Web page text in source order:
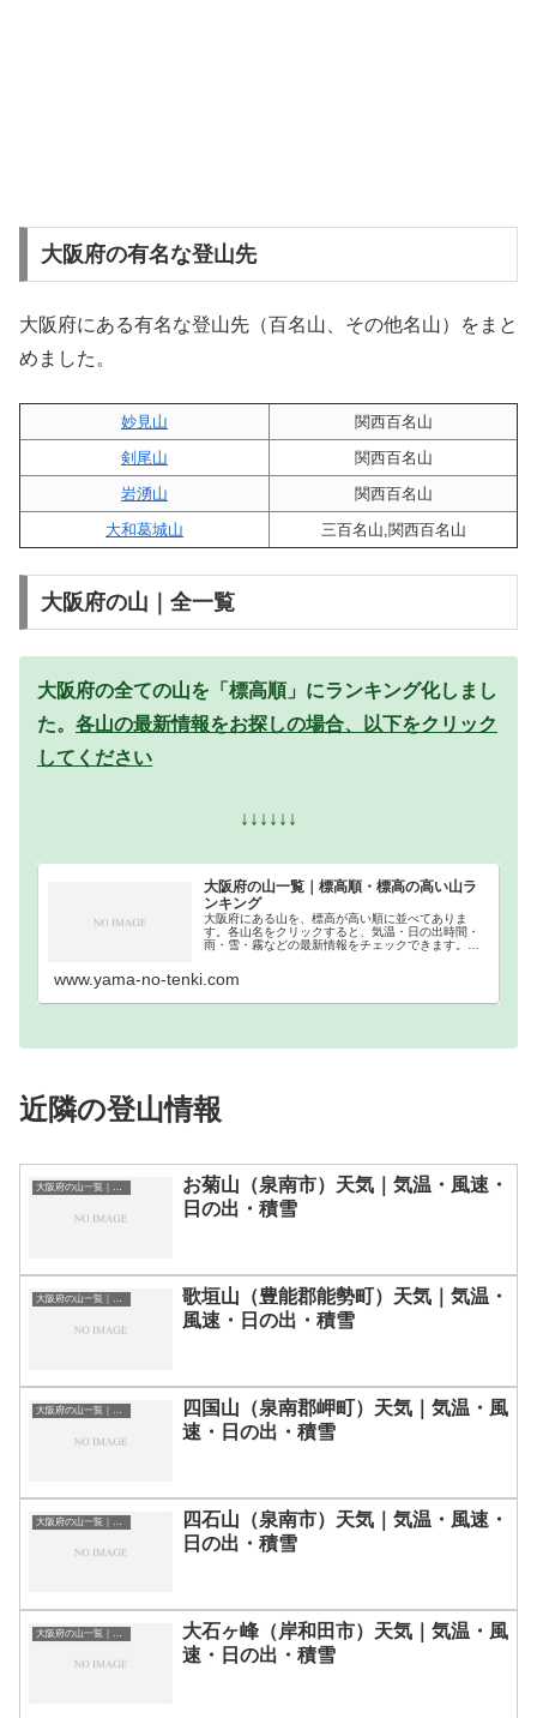
大阪府の有名な登山先
大阪府にある有名な登山先（百名山、その他名山）をまと
めました。
妙見山
関西百名山
剣尾山
関西百名山
岩湧山
関西百名山
大和葛城山
三百名山,関西百名山
大阪府の山｜全一覧
大阪府の全ての山を「標高順」にランキング化しまし
た。 各山の最新情報をお探しの場合、以下をクリック
してください
↓↓↓↓↓↓
大阪府の山一覧｜標高順・標高の高い山ラ
ンキング
大阪府にある山を、標高が高い順に並べてありま
す。各山名をクリックすると、気温・日の出時間・
雨・雪・霧などの最新情報をチェックできます。大
www.yama-no-tenki.com
近隣の登山情報
大阪府の山一覧｜標高順・標高の高い山ランキング
お菊山（泉南市）天気｜気温・風速・
日の出・積雪
大阪府の山一覧｜標高順・標高の高い山ランキング
歌垣山（豊能郡能勢町）天気｜気温・
風速・日の出・積雪
大阪府の山一覧｜標高順・標高の高い山ランキング
四国山（泉南郡岬町）天気｜気温・風
速・日の出・積雪
四石山（泉南市）天気｜気温・風速・
日の出・積雪
大石ヶ峰（岸和田市）天気｜気温・風
速・日の出・積雪